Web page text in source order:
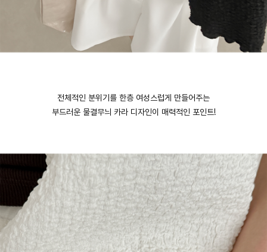
전체적인 분위기를 한층 여성스럽게 만들어주는
부드러운 물결무늬 카라 디자인이 매력적인 포인트!